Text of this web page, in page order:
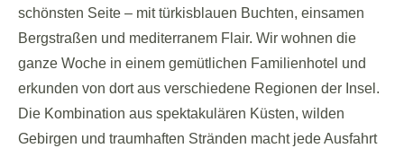
schönsten Seite – mit türkisblauen Buchten, einsamen
Bergstraßen und mediterranem Flair. Wir wohnen die
ganze Woche in einem gemütlichen Familienhotel und
erkunden von dort aus verschiedene Regionen der Insel.
Die Kombination aus spektakulären Küsten, wilden
Gebirgen und traumhaften Stränden macht jede Ausfahrt